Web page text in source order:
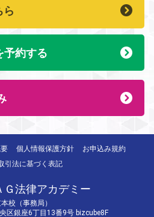
予約する
個人情報保護方針
お申込み規約
引法に基づく表記
Ｇ法律アカデミー
校（事務局）
区銀座6丁目13番9号 bizcube8F